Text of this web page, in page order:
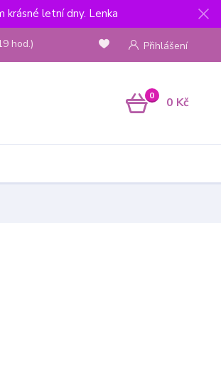
krásné letní dny. Lenka
Přihlášení
hod.)
0 0 Kč